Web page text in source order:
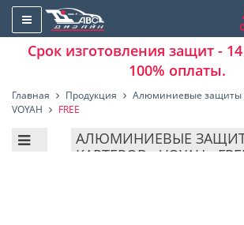
Срок изготовления защит -
100% оплаты.
Главная Продукция
Алюминиевые защиты
VOYAH
FREE
АЛЮМИНИЕВЫЕ
КАРТЕРОВ - VOYAH -